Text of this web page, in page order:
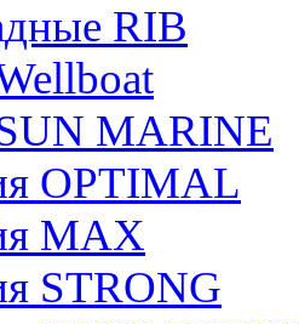
RIB
MARINE
OPTIMAL
MAX
STRONG